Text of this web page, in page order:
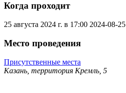
Когда проходит
25 августа 2024 г. в 17:00 2024-08-25
Место проведения
Присутственные места
Казань, территория Кремль, 5